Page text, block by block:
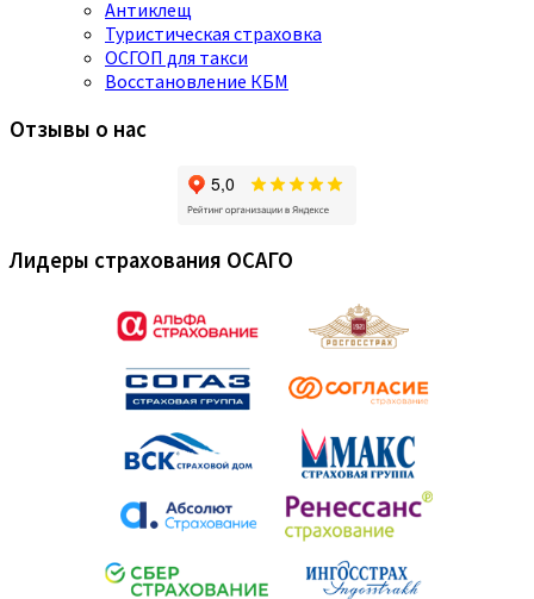
Антиклещ
Туристическая страховка
ОСГОП для такси
Восстановление КБМ
Отзывы о нас
Лидеры страхования ОСАГО